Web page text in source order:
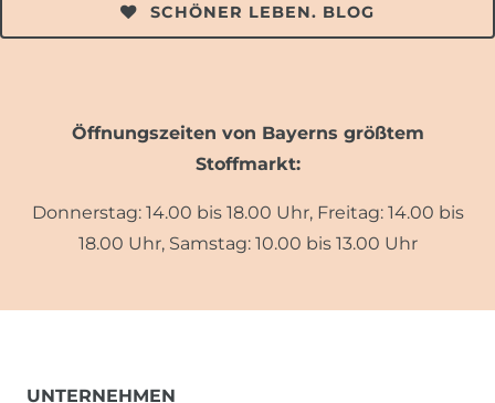
SCHÖNER LEBEN. BLOG
Öffnungszeiten von Bayerns größtem
Stoffmarkt:
Donnerstag: 14.00 bis 18.00 Uhr, Freitag: 14.00 bis
18.00 Uhr, Samstag: 10.00 bis 13.00 Uhr
UNTERNEHMEN